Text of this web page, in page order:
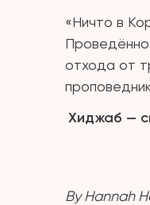
«Ничто в
отхода от
Хиджаб —
By Hannah